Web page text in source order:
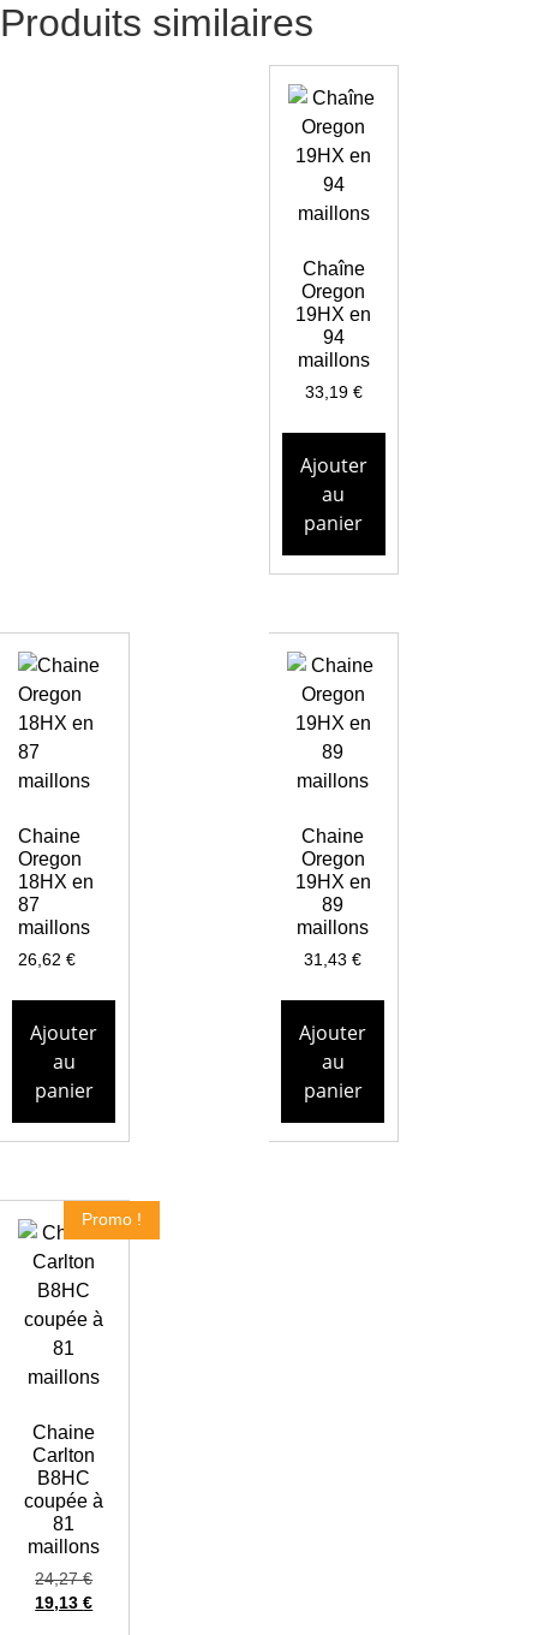
Produits similaires
Chaîne
Oregon
19HX en
94
maillons
33,19 €
Ajouter
au
panier
Chaine
Oregon
18HX en
87
maillons
26,62 €
Ajouter
au
panier
Chaine
Oregon
19HX en
89
maillons
31,43€
Ajouter
au
panier
Promo !
Chaine
Carlton
B8HC
coupée à
81
maillons
24,27€
19,13€